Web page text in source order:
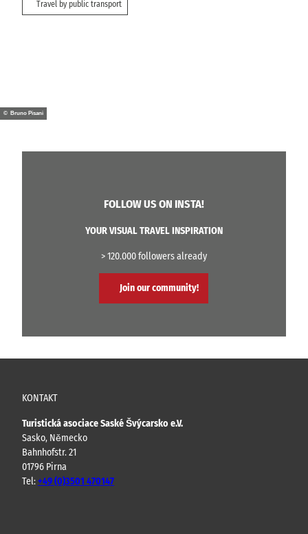
Travel by public transport
© Bruno Pisani
FOLLOW US ON INSTA!
YOUR VISUAL TRAVEL INSPIRATION
> 120.000 followers already
Join our community!
KONTAKT
Turistická asociace Saské Švýcarsko e.V.
Sasko, Německo
Bahnhofstr. 21
01796 Pirna
Tel:+49 (0)3501 470147